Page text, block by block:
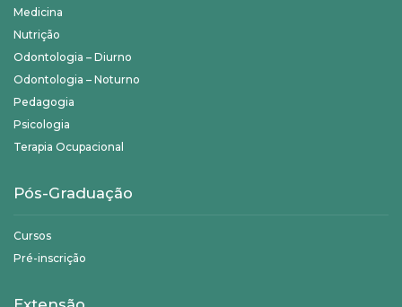
Medicina
Nutrição
Odontologia – Diurno
Odontologia – Noturno
Pedagogia
Psicologia
Terapia Ocupacional
Pós-Graduação
Cursos
Pré-inscrição